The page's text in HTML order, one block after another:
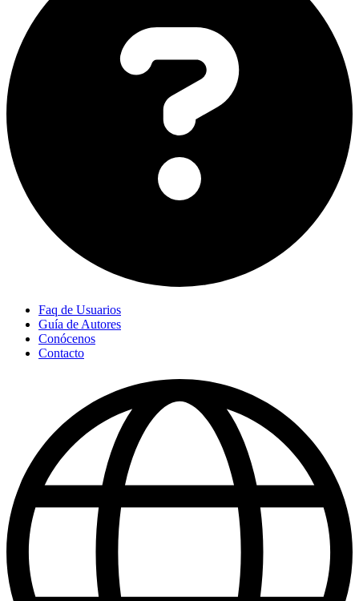
Faq de Usuarios
Guía de Autores
Conócenos
Contacto